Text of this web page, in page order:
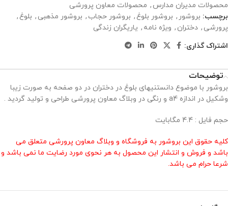
محصولات مدیران مدارس , محصولات معاون پرورشی
برچسب: بروشور , بروشور بلوغ , بروشور حجاب , بروشور مذهبی , بلوغ ,
پرورشی , دختران , ویژه نامه , یاریگران زندگی
اشتراک گذاری:
توضیحات
بروشور با موضوع دانستنیهای بلوغ در دختران در دو صفحه به صورت زیبا
وشکیل در اندازه a4 و رنگی در وبلاگ معاون پرورشی طراحی و تولید گردید .
حجم فایل : 4.4 مگابایت
کلیه حقوق این بروشور به فروشگاه و وبلاگ معاون پرورشی متعلق می
باشد و فروش و انتشار این محصول به هر نحوی مورد رضایت ما نمی باشد و
شرعا حرام می باشد.